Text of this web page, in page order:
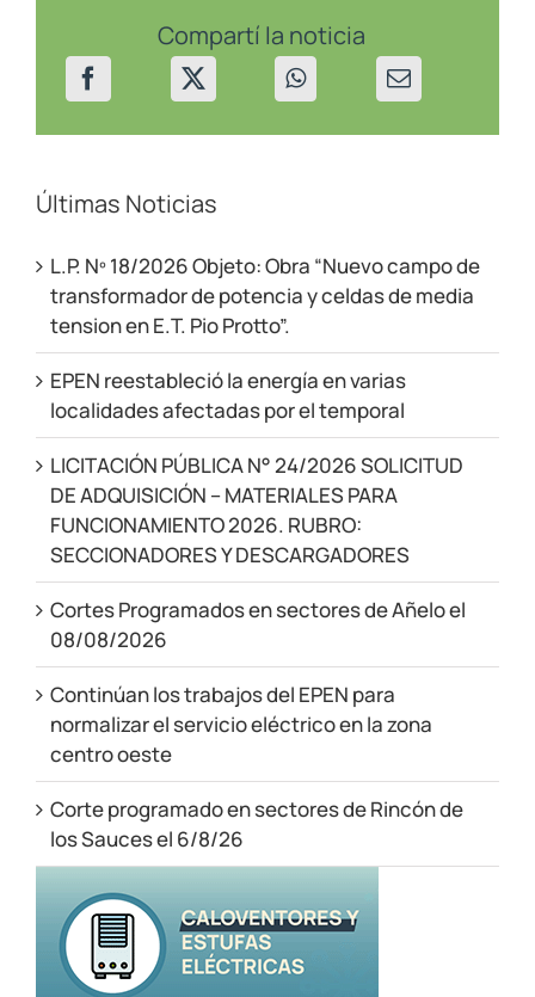
Compartí la noticia
Últimas Noticias
L.P. Nº 18/2026 Objeto: Obra “Nuevo campo de
transformador de potencia y celdas de media
tension en E.T. Pio Protto”.
EPEN reestableció la energía en varias
localidades afectadas por el temporal
LICITACIÓN PÚBLICA N° 24/2026 SOLICITUD
DE ADQUISICIÓN – MATERIALES PARA
FUNCIONAMIENTO 2026. RUBRO:
SECCIONADORES Y DESCARGADORES
Cortes Programados en sectores de Añelo el
08/08/2026
Continúan los trabajos del EPEN para
normalizar el servicio eléctrico en la zona
centro oeste
Corte programado en sectores de Rincón de
los Sauces el 6/8/26